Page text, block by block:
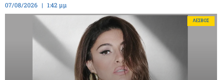
07/08/2026 1:42 μμ
ΛΈΣΒΟΣ